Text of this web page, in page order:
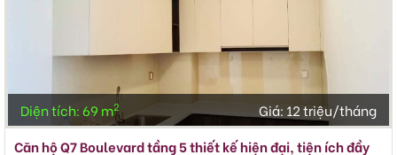
Diện tích: 69 m2 Giá: 12 triệu/tháng
Căn hộ Q7 Boulevard tầng 5 thiết kế hiện đại, tiện ích đầy